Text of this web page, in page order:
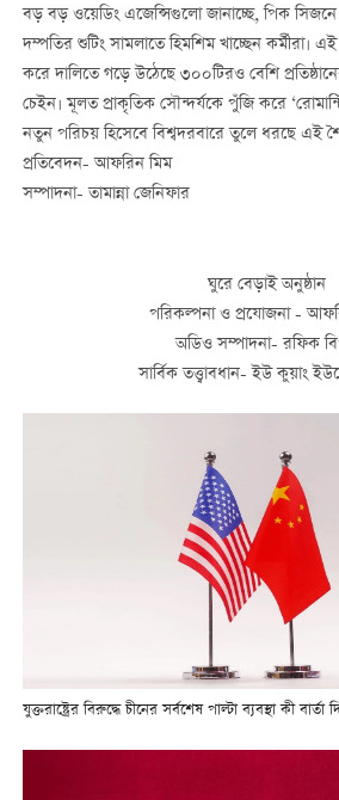
বড় বড় ওয়েডিং এজেন্সিগুলো জানাচ্ছে, পিক সিজনে
দম্পতির শুটিং সামলাতে হিমশিম খাচ্ছেন কর্মীরা। এই
করে দালিতে গড়ে উঠেছে ৩০০টিরও বেশি
চেইন। মূলত প্রাকৃতিক সৌন্দর্যকে পুঁজি করে
নতুন পরিচয় হিসেবে বিশ্বদরবারে তুলে ধরছে এই
প্রতিবেদন- আফরিন মিম
সম্পাদনা- তামান্না জেনিফার
ঘুরে বেড়াই অনুষ্ঠান
পরিকল্পনা ও প্রযোজনা -
অডিও সম্পাদনা- রফিক
সার্বিক তত্ত্বাবধান- ইউ কুয়াং
যুক্তরাষ্ট্রের বিরুদ্ধে চীনের সর্বশেষ পাল্টা ব্যবস্থা কী বার্তা